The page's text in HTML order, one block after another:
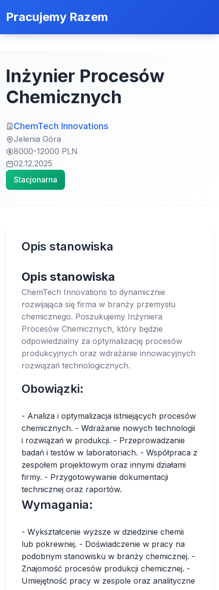
Pracujemy Razem
Inżynier Procesów
Chemicznych
ChemTech Innovations
Jelenia Góra
8000-12000 PLN
02.12.2025
Stacjonarna
Opis stanowiska
Opis stanowiska
ChemTech Innovations to dynamicznie
rozwijająca się firma w branży przemysłu
chemicznego. Poszukujemy Inżyniera
Procesów Chemicznych, który będzie
odpowiedzialny za optymalizację procesów
produkcyjnych oraz wdrażanie innowacyjnych
rozwiązań technologicznych.
Obowiązki:
- Analiza i optymalizacja istniejących procesów
chemicznych. - Wdrażanie nowych technologii
i rozwiązań w produkcji. - Przeprowadzanie
badań i testów w laboratoriach. - Współpraca z
zespołem projektowym oraz innymi działami
firmy. - Przygotowywanie dokumentacji
technicznej oraz raportów.
Wymagania:
- Wykształcenie wyższe w dziedzinie chemii
lub pokrewnej. - Doświadczenie w pracy na
podobnym stanowisku w branży chemicznej. -
Znajomość procesów produkcji chemicznej. -
Umiejętność pracy w zespole oraz analityczne